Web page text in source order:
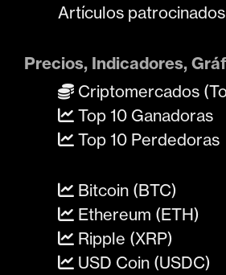
Artículos patrocinados
Precios, Indicadores,
Criptomercados
Top 10 Ganadoras
Top 10 Perdedoras
Bitcoin (BTC)
Ethereum (ETH)
Ripple (XRP)
USD Coin (USDC)